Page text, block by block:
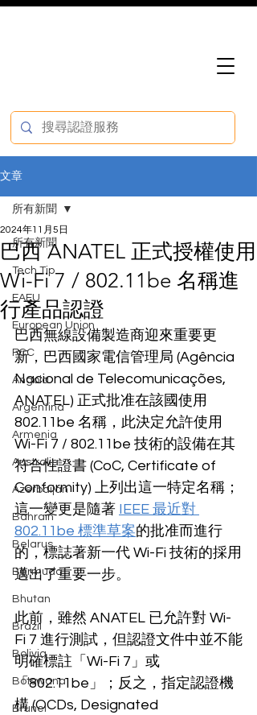
文章
所有新聞
Tech Tip
EAEU
European Union
FCC
Angola
Argentina
Armenia
Australia
Azerbaijan
Bahrain
Belarus
Bermuda
Bhutan
Brazil
Bolivia
Botswana
Brunei
所有新聞
巴西 ANATEL 正式授權使用
Wi-Fi 7 / 802.11be 名稱進
行產品認證
2024年11月5日
巴西無線設備製造商迎來重要更
新，巴西國家電信管理局 (Agência
Nacional de Telecomunicações,
ANATEL) 正式批准在該國使用
802.11be 名稱，此決定允許使用
Wi-Fi 7 / 802.11be 技術的設備在其
符合性證書 (CoC, Certificate of
Conformity) 上列出這一特定名稱；
這一變更是隨著 IEEE 最近對
802.11be 標準草案的批准而進行
的，標誌著新一代 Wi-Fi 技術的採用
邁出了重要一步。
此前，雖然 ANATEL 已允許對 Wi-
Fi 7 進行測試，但認證文件中並不能
明確標註「Wi-Fi 7」或
「802.11be」；反之，指定認證機
構 (OCDs, Designated